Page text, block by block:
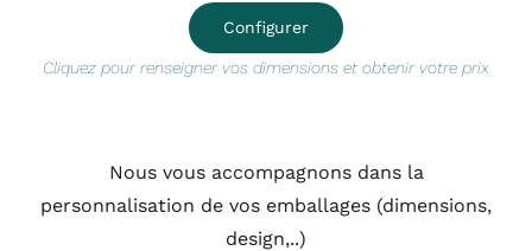
Configurer
Cliquez pour renseigner vos dimensions et obtenir votre prix
Nous vous accompagnons dans la
personnalisation de vos emballages (dimensions,
design,..)